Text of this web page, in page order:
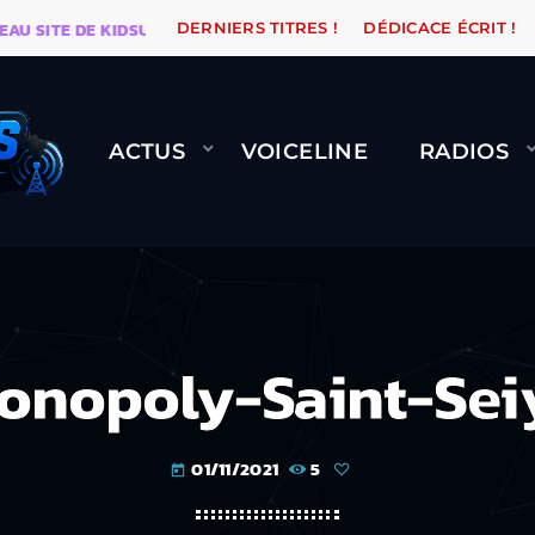
DE KIDSUNE WARÉTRO ORANGE ROAD QUI
DERNIERS TITRES ! DÉDICACE ÉCRIT !
ACTUS VOICELINE RADIOS
Saint-
today 01/11/2021 5